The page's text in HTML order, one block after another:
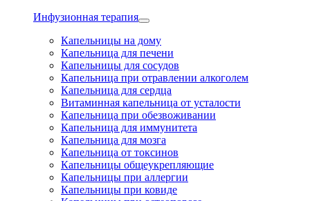
Инфузионная терапия
Капельницы на дому
Капельница для печени
Капельницы для сосудов
Капельница при отравлении алкоголем
Капельница для сердца
Витаминная капельница от усталости
Капельница при обезвоживании
Капельница для иммунитета
Капельница для мозга
Капельница от токсинов
Капельницы общеукрепляющие
Капельницы при аллергии
Капельницы при ковиде